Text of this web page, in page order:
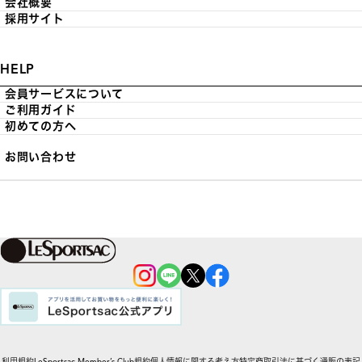
会社概要
採用サイト
HELP
会員サービスについて
ご利用ガイド
初めての方へ
お問い合わせ